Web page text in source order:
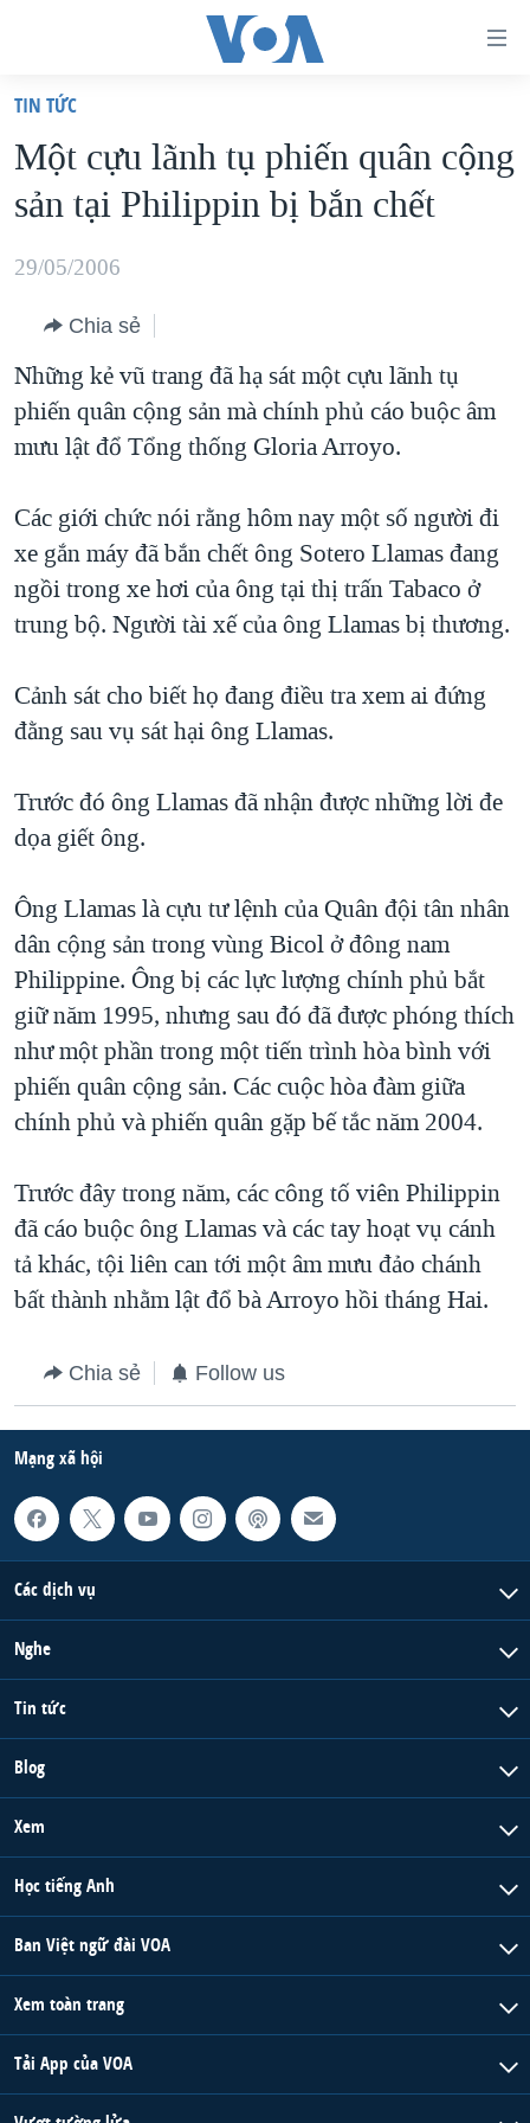
truy
cập
Tới
dung
chính
điều
hướng
chính
tới
"Tìm"
VIỆT NAM
HOA KỲ
BIỂN ĐÔNG
BLOG
DIỄN ĐÀN
MỤC
VẠCH TRẦN TIN GIẢ
NGƯỜI VIỆT HẢI NGOẠI
ĐỜI SỐNG
KINH TẾ
KHOA HỌC
SỨC KHOẺ
THỂ THAO
GIÁO DỤC
CHUYÊN ĐỀ
CHIẾN TRANH THƯƠNG MẠI CỦA MỸ: QUÁ KHỨ VÀ HIỆN
TẠI
HÀNH TRÌNH BẦU CỬ 2024
MỘT NĂM CHIẾN TRANH TẠI DẢI GAZA
NGÀY TỊ NẠN THẾ GIỚI
TRỊNH VĨNH BÌNH - NGƯỜI HẠ 'BÊN THẮNG CUỘC'
GROUND ZERO – XƯA VÀ NAY
CHI PHÍ CHIẾN TRANH AFGHANISTAN
THƯỢNG ĐỈNH TRUMP-KIM TẠI VIỆT NAM
TRỊNH VĨNH BÌNH VS. CHÍNH PHỦ VIỆT NAM
NGƯ DÂN VIỆT VÀ LÀN SÓNG TRỘM HẢI SÂM
BÊN KIA QUỐC LỘ: TIẾNG VỌNG TỪ NÔNG THÔN MỸ
QUAN HỆ VIỆT MỸ
HỌC TIẾNG ANH
VIDEO
NGHE
TIN TỨC
Một cựu lãnh tụ phiến quân cộng
sản tại Philippin bị bắn chết
29/05/2006
Chia sẻ
Những kẻ vũ trang đã hạ sát một cựu lãnh tụ
phiến quân cộng sản mà chính phủ cáo buộc âm
mưu lật đổ Tổng thống Gloria Arroyo.
Các giới chức nói rằng hôm nay một số người đi
xe gắn máy đã bắn chết ông Sotero Llamas đang
ngồi trong xe hơi của ông tại thị trấn Tabaco ở
trung bộ. Người tài xế của ông Llamas bị thương.
Cảnh sát cho biết họ đang điều tra xem ai đứng
đằng sau vụ sát hại ông Llamas.
Trước đó ông Llamas đã nhận được những lời đe
dọa giết ông.
Ông Llamas là cựu tư lệnh của Quân đội tân nhân
dân cộng sản trong vùng Bicol ở đông nam
Philippine. Ông bị các lực lượng chính phủ bắt
giữ năm 1995, nhưng sau đó đã được phóng thích
như một phần trong một tiến trình hòa bình với
phiến quân cộng sản. Các cuộc hòa đàm giữa
chính phủ và phiến quân gặp bế tắc năm 2004.
Trước đây trong năm, các công tố viên Philippin
đã cáo buộc ông Llamas và các tay hoạt vụ cánh
tả khác, tội liên can tới một âm mưu đảo chánh
bất thành nhằm lật đổ bà Arroyo hồi tháng Hai.
Chia sẻ Follow us
Mạng xã hội
Các dịch vụ
Nghe
Tin tức
Blog
Xem
Học tiếng Anh
Ban Việt ngữ đài VOA
Xem toàn trang
Tải App của VOA